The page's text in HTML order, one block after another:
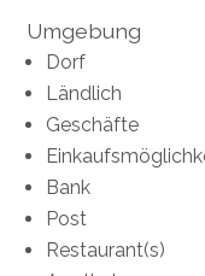
Umgebung
Dorf
Ländlich
Geschäfte
Bank
Post
Restaurant(s)